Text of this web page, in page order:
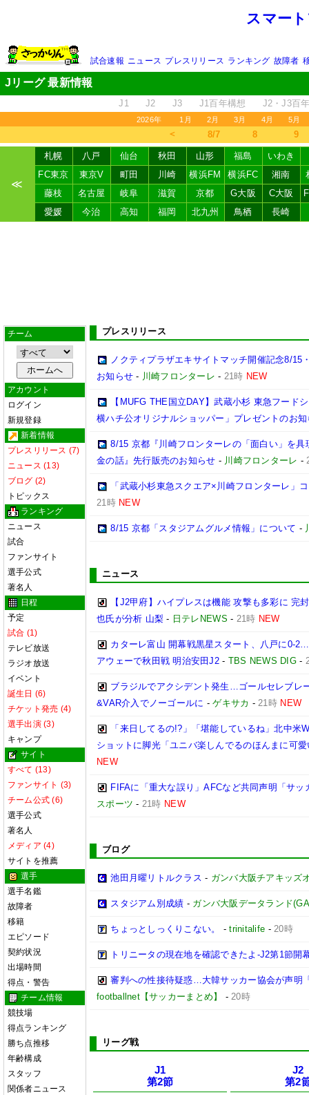
スマー
試合速報 ニュース プレスリリース ランキング 故障者
Jリーグ 最新情報
J1 J2 J3 J1百年構想 J2・J3百
2026年 1月 2月 3月 4月 5月
＜ 8/7 8 9
≪
札幌 八戸 仙台 秋田 山形 福島
いわき
FC東京
東京V 町田 川崎 横浜FM 横浜FC 湘南
藤枝
名古屋 岐阜 滋賀 京都 G大阪 C大阪
愛媛
今治 高知 福岡 北九州 鳥栖 長崎
チーム
アカウント
ログイン
新規登録
新着情報
プレスリリース (7)
ニュース (13)
ブログ (2)
トピックス
ランキング
ニュース
試合
ファンサイト
選手公式
著名人
日程
予定
試合 (1)
テレビ放送
ラジオ放送
イベント
誕生日 (6)
チケット発売 (4)
選手出演 (3)
キャンプ
サイト
すべて (13)
ファンサイト (3)
チーム公式 (6)
選手公式
著名人
メディア (4)
サイトを推薦
選手
選手名鑑
故障者
移籍
エピソード
契約状況
出場時間
得点・警告
チーム情報
競技場
得点ランキング
勝ち点推移
年齢構成
スタッフ
関係者ニュース
プレスリリース
ノクティプラザエキサイトマッチ開催記念8/
お知らせ - 川崎フロンターレ - 21時 NEW
【MUFG THE国立DAY】武蔵小杉 東急フード
横ハチ公オリジナルショッパー」プレゼントのお知
8/15 京都『川崎フロンターレの「面白い」を
金の話』先行販売のお知らせ - 川崎フロンターレ -
「武蔵小杉東急スクエア×川崎フロンターレ」
21時 NEW
8/15 京都「スタジアムグルメ情報」について -
ニュース
【J2甲府】ハイプレスは機能 攻撃も多彩に 完
也氏が分析 山梨 - 日テレNEWS - 21時 NEW
カターレ富山 開幕戦黒星スタート、八戸に0-
アウェーで秋田戦 明治安田J2 - TBS NEWS DIG -
ブラジルでアクシデント発生…ゴールセレブレ
&VAR介入でノーゴールに -ゲキサカ -21時 NEW
「来日してるの!?」「堪能しているね」北中
ショットに脚光「ユニバ楽しんでるのほんまに可愛
NEW
FIFAに「重大な誤り」AFCなど共同声明「サ
スポーツ - 21時 NEW
ブログ
池田月曜リトルクラス - ガンバ大阪チアキッズ
スタジアム別成績 - ガンバ大阪データランド
ちょっとしっくりこない。 -trinitalife -20時
トリニータの現在地を確認できたよ-J2第1節開
審判への性接待疑惑…大韓サッカー協会が声明
footballnet【サッカーまとめ】
-20時
リーグ戦
J1
第2節
J2
第2